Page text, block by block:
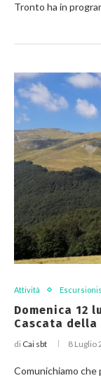
Tronto ha in
Attività
Domenica 12
Cascata della
di Cai sbt 8 Luglio
Comunichiamo che